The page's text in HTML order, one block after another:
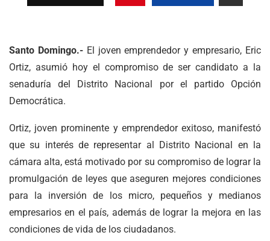
Santo Domingo.- El joven emprendedor y empresario, Eric
Ortiz, asumió hoy el compromiso de ser candidato a la
senaduría del Distrito Nacional por el partido Opción
Democrática.
Ortiz, joven prominente y emprendedor exitoso, manifestó
que su interés de representar al Distrito Nacional en la
cámara alta, está motivado por su compromiso de lograr la
promulgación de leyes que aseguren mejores condiciones
para la inversión de los micro, pequeños y medianos
empresarios en el país, además de lograr la mejora en las
condiciones de vida de los ciudadanos.